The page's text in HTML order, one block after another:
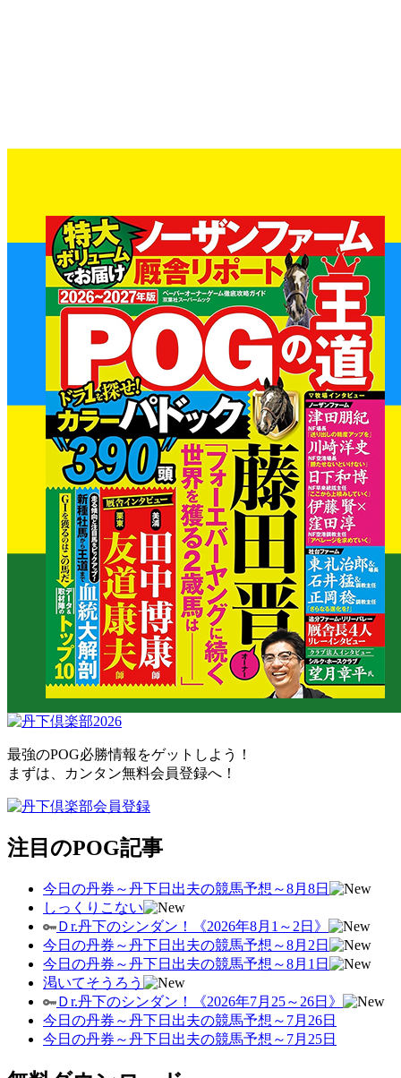
最強のPOG必勝情報をゲットしよう！
まずは、カンタン無料会員登録へ！
注目のPOG記事
今日の丹券～丹下日出夫の競馬予想～8月8日
しっくりこない
Ｄr.丹下のシンダン！《2026年8月1～2日》
今日の丹券～丹下日出夫の競馬予想～8月2日
今日の丹券～丹下日出夫の競馬予想～8月1日
渇いてそうろう
Ｄr.丹下のシンダン！《2026年7月25～26日》
今日の丹券～丹下日出夫の競馬予想～7月26日
今日の丹券～丹下日出夫の競馬予想～7月25日